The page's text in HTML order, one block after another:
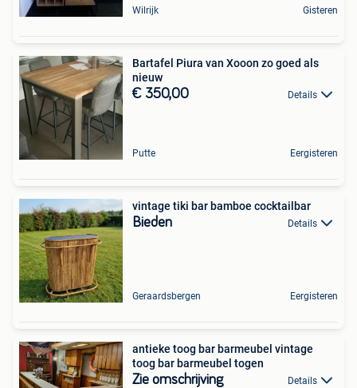
Wilrijk Gisteren
Bartafel Piura van Xooon zo goed als
nieuw
€ 350,00 Details
Putte Eergisteren
vintage tiki bar bamboe cocktailbar
Bieden Details
Geraardsbergen Eergisteren
antieke toog bar barmeubel vintage
toog bar barmeubel togen
Zie omschrijving Details